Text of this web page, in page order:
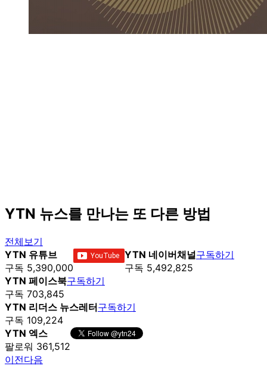
YTN 뉴스를 만나는 또 다른 방법
전체보기
YTN 유튜브
구독 5,390,000
YTN 네이버채널
구독 5,492,825
구독하기
YTN 페이스북
구독 703,845
구독하기
YTN 리더스 뉴스레터
구독 109,224
구독하기
YTN 엑스
팔로워 361,512
이전다음